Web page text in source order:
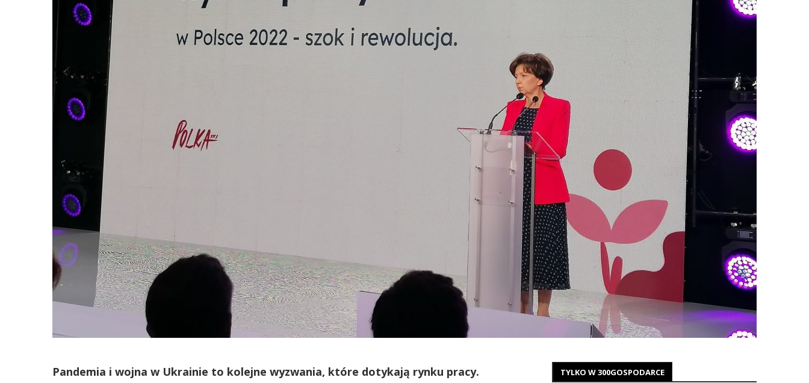
Pandemia i wojna w Ukrainie to kolejne wyzwania, które dotykają rynku pracy.
TYLKO W 300GOSPODARCE